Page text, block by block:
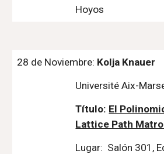
Hoyos
28 de Noviembre: Kolja Knauer
Université Aix-
Título: El
Lattice Path
Lugar:  Salón 301,